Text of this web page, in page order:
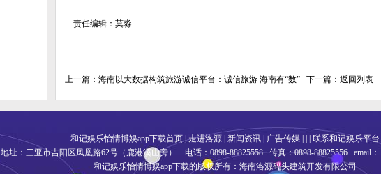
责任编辑：莫淼
上一篇： 海南以大数据构筑旅游诚信平台：诚信旅游 海南有“数”下一篇： 返回列表
和记娱乐怡情博娱app下载首页|走进洛源| 新闻资讯| 广告传媒| | | 联系和记娱乐平台
地址：三亚市吉阳区凤凰路62号（鹿港溪山旁） 电话：0898-88825558 传真：0898-88825556 email：
和记娱乐怡情博娱app下载的版权所有：海南洛源码头建筑开发有限公司